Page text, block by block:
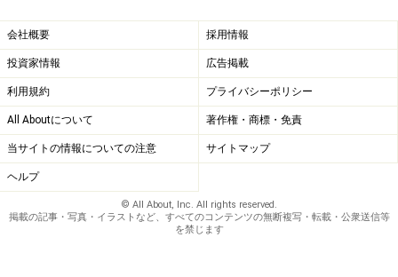
会社概要 採用情報
投資家情報 広告掲載
利用規約 プライバシーポリシー
All Aboutについて 著作権・商標・免責
当サイトの情報についての注意 サイトマップ
ヘルプ
© All About, Inc. All rights reserved.
掲載の記事・写真・イラストなど、すべてのコンテンツの無断複写・転載・公衆送信等
を禁じます